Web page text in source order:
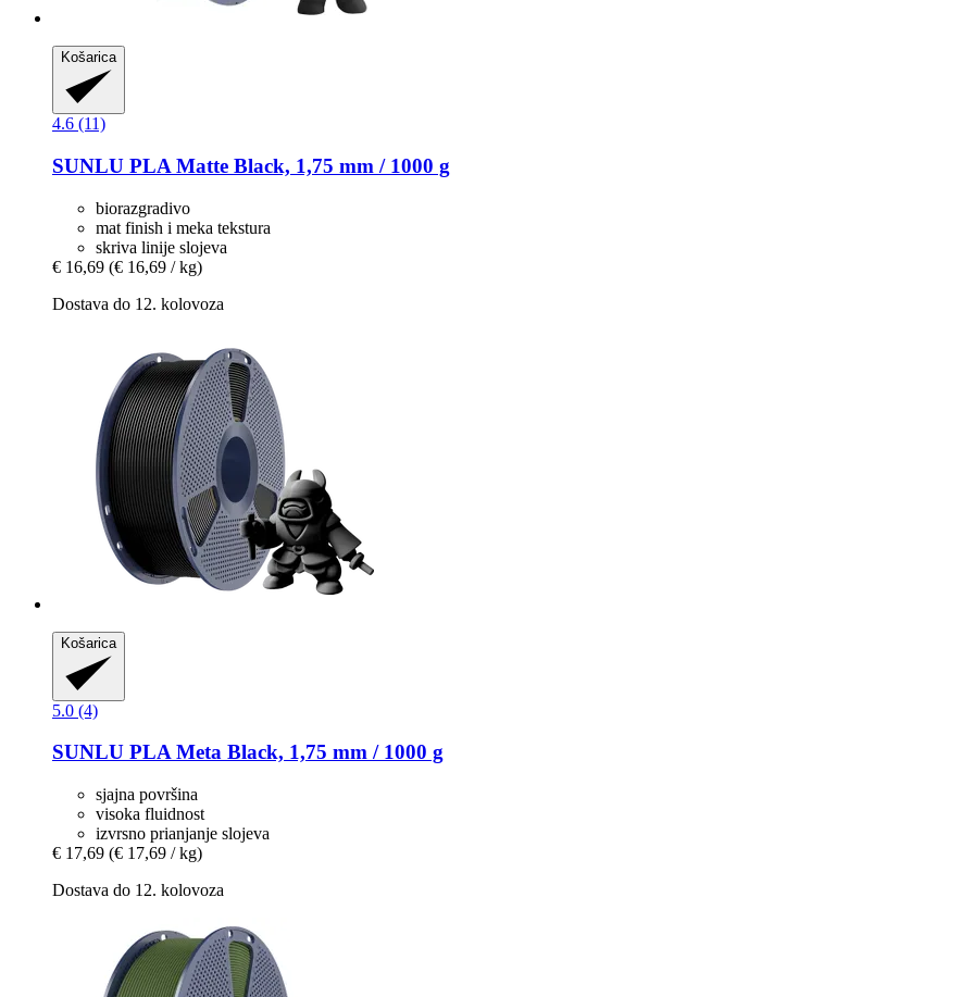
Košarica
4.6 (11)
SUNLU PLA Matte Black, 1,75 mm / 1000 g
biorazgradivo
mat finish i meka tekstura
skriva linije slojeva
€ 16,69 (€ 16,69 / kg)
Dostava do 12. kolovoza
Košarica
5.0 (4)
SUNLU PLA Meta Black, 1,75 mm / 1000 g
sjajna površina
visoka fluidnost
izvrsno prianjanje slojeva
€ 17,69 (€ 17,69 / kg)
Dostava do 12. kolovoza